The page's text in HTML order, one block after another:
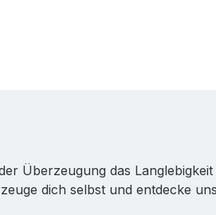
Überzeugung das
dich selbst und entdecke